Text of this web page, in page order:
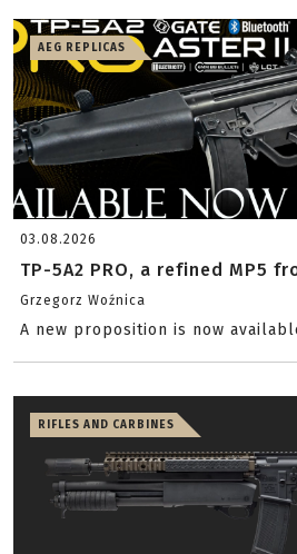
AEG REPLICAS
03.08.2026
TP-5A2 PRO, a refined MP5
Grzegorz Woźnica
A new proposition is now
RIFLES AND CARBINES